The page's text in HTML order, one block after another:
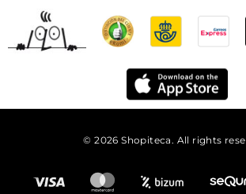
© 2026 Shopiteca. All rights